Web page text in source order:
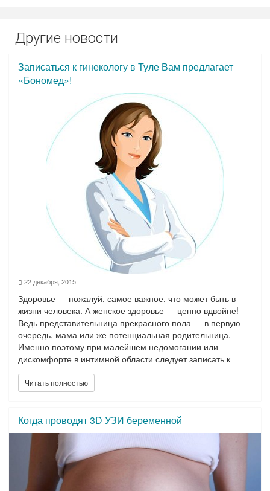
Другие новости
Записаться к гинекологу в Туле Вам предлагает
«Бономед»!
22 декабря, 2015
Здоровье — пожалуй, самое важное, что может быть в
жизни человека. А женское здоровье — ценно вдвойне!
Ведь представительница прекрасного пола — в первую
очередь, мама или же потенциальная родительница.
Именно поэтому при малейшем недомогании или
дискомфорте в интимной области следует записать к
гинекологу.
Только специалист, обладающий необходимой
области, сможет определить причину недомогания и
назначить скорейшее эффективное лечение.
Если у Вас появились тревожные симптомы или какие-
либо болезненные ощущения в области мочеполовой
системы, спешите
записаться к гинекологу в Туле
медицинский центр
! Здесь Вас ждут лучшие
Читать полностью
Когда проводят 3D УЗИ беременной